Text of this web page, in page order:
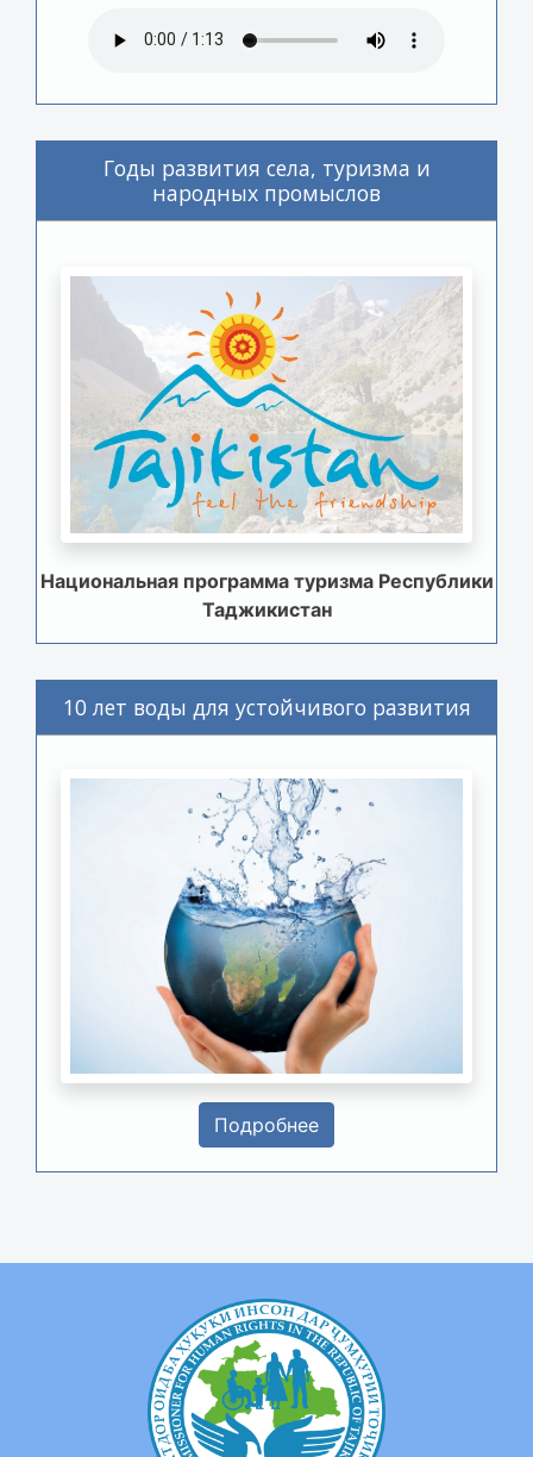
Годы развития села, туризма и
народных промыслов
Национальная программа туризма Республики
Таджикистан
10 лет воды для устойчивого развития
Подробнее